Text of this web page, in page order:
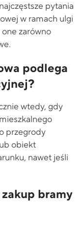
pytania
w ramach ulgi
zarówno
podlega
wtedy, gdy
przegrody
obiekt
nawet jeśli
bramy